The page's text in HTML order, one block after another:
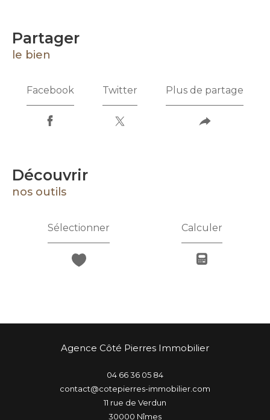
partager
le bien
Facebook Twitter Plus de partage
découvrir
nos outils
Sélectionner Calculer
Agence Côté Pierres Immobilier
04 66 36 05 84
contact@cotepierres-immobilier.com
11 rue de Verdun
30000
nîmes